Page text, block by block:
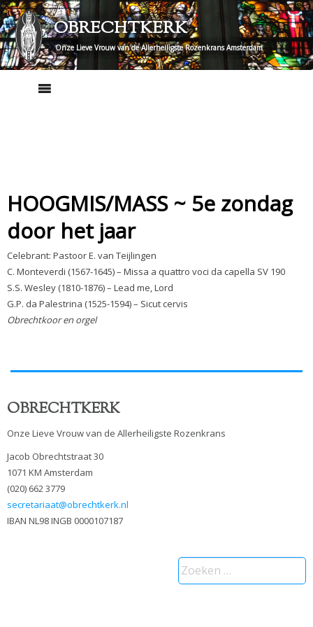
Skip
to
content
OBRECHTKERK
Onze Lieve Vrouw van de Allerheiligste Rozenkrans Amsterdam
HOOGMIS/MASS ~ 5e zondag
door het jaar
Celebrant: Pastoor E. van Teijlingen
C. Monteverdi (1567-1645) – Missa a quattro voci da capella SV 190
S.S. Wesley (1810-1876) – Lead me, Lord
G.P. da Palestrina (1525-1594) – Sicut cervis
Obrechtkoor en orgel
OBRECHTKERK
Onze Lieve Vrouw van de Allerheiligste Rozenkrans
Jacob Obrechtstraat 30
1071 KM Amsterdam
(020) 662 3779
secretariaat@obrechtkerk.nl
IBAN NL98 INGB 0000107187
Zoeken
naar: